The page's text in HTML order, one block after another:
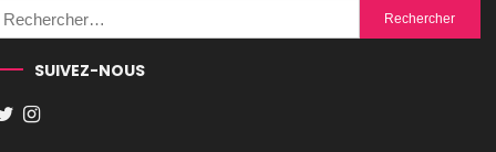
Rechercher :
SUIVEZ-NOUS